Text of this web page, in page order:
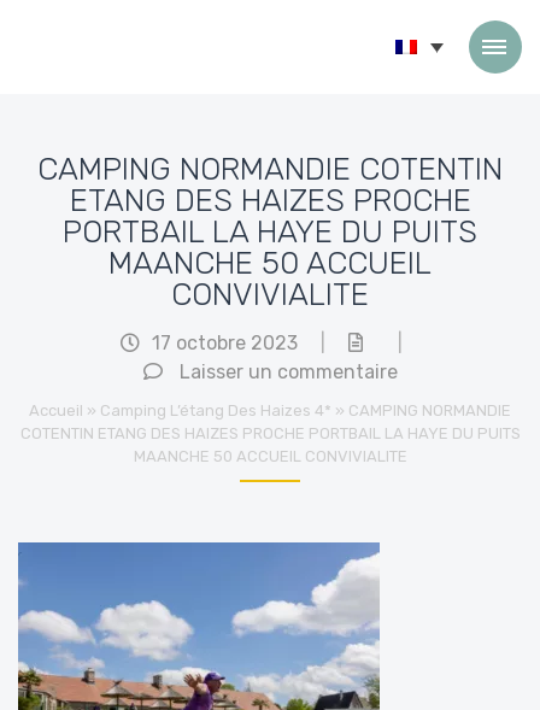
CAMPING NORMANDIE COTENTIN
ETANG DES HAIZES PROCHE
PORTBAIL LA HAYE DU PUITS
MAANCHE 50 ACCUEIL
CONVIVIALITE
17 octobre 2023
Laisser un commentaire
Accueil » Camping L’étang Des Haizes 4* » CAMPING NORMANDIE
COTENTIN ETANG DES HAIZES PROCHE PORTBAIL LA HAYE DU PUITS
MAANCHE 50 ACCUEIL CONVIVIALITE